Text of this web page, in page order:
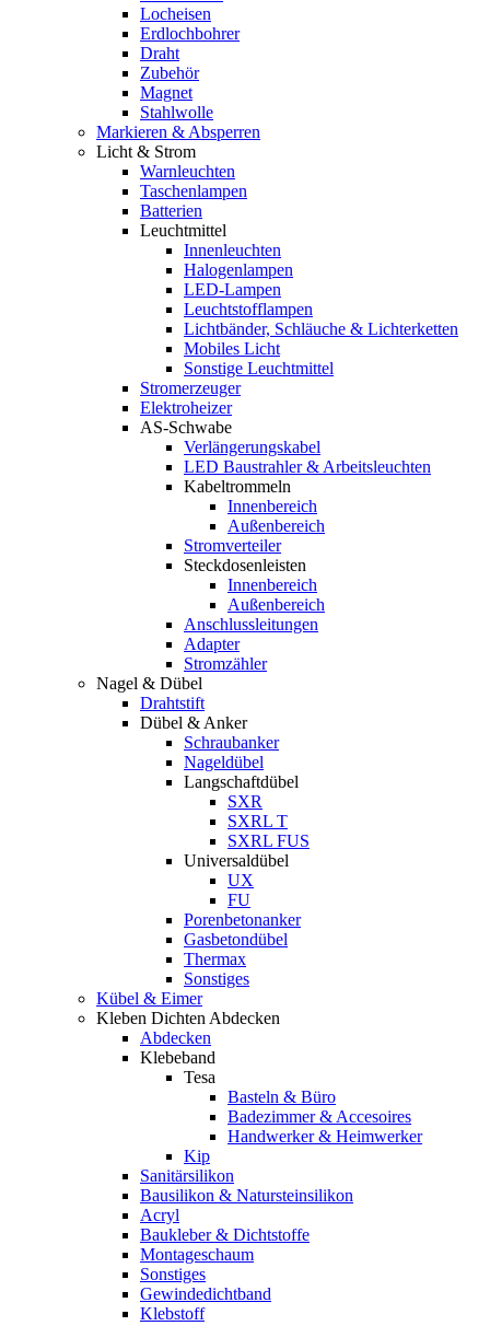
Locheisen
Erdlochbohrer
Draht
Zubehör
Magnet
Stahlwolle
Markieren & Absperren
Licht & Strom
Warnleuchten
Taschenlampen
Batterien
Leuchtmittel
Innenleuchten
Halogenlampen
LED-Lampen
Leuchtstofflampen
Lichtbänder, Schläuche & Lichterketten
Mobiles Licht
Sonstige Leuchtmittel
Stromerzeuger
Elektroheizer
AS-Schwabe
Verlängerungskabel
LED Baustrahler & Arbeitsleuchten
Kabeltrommeln
Innenbereich
Außenbereich
Stromverteiler
Steckdosenleisten
Innenbereich
Außenbereich
Anschlussleitungen
Adapter
Stromzähler
Nagel & Dübel
Drahtstift
Dübel & Anker
Schraubanker
Nageldübel
Langschaftdübel
SXR
SXRL T
SXRL FUS
Universaldübel
UX
FU
Porenbetonanker
Gasbetondübel
Thermax
Sonstiges
Kübel & Eimer
Kleben Dichten Abdecken
Abdecken
Klebeband
Tesa
Basteln & Büro
Badezimmer & Accesoires
Handwerker & Heimwerker
Kip
Sanitärsilikon
Bausilikon & Natursteinsilikon
Acryl
Baukleber & Dichtstoffe
Montageschaum
Sonstiges
Gewindedichtband
Klebstoff